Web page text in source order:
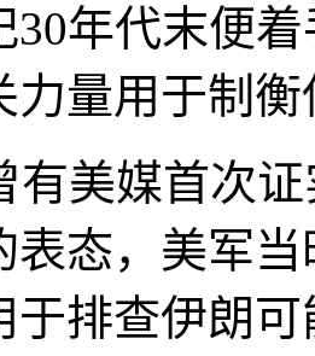
30年代末便
力量用于制
有美媒首次
表态，美军
于排查伊朗